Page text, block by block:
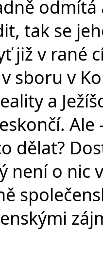
tak se
již v rané
sboru v
a
Ale
dělat?
není o nic